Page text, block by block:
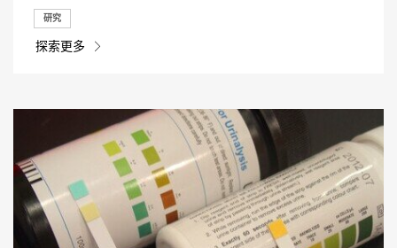
研究
探索更多